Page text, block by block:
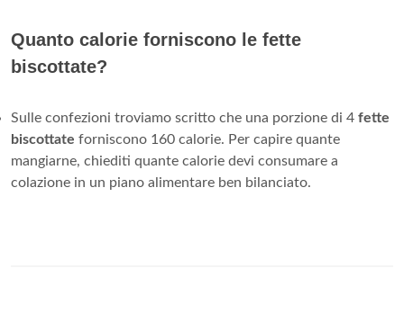
Quanto calorie forniscono le fette
biscottate?
Sulle confezioni troviamo scritto che una porzione di 4 fette
biscottate forniscono 160 calorie. Per capire quante
mangiarne, chiediti quante calorie devi consumare a
colazione in un piano alimentare ben bilanciato.